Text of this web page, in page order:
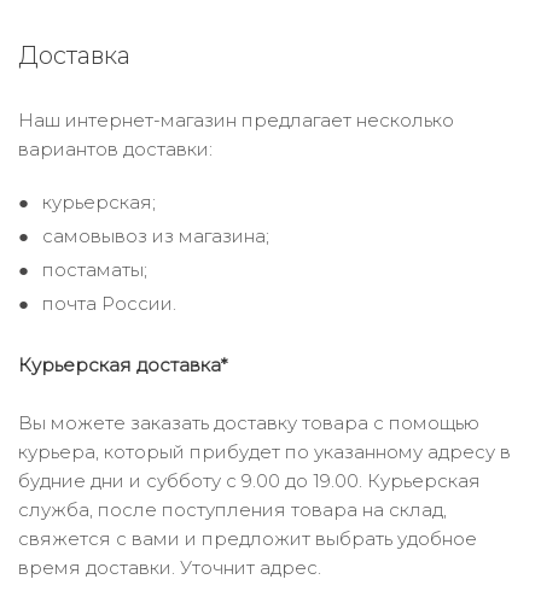
Доставка
Наш интернет-магазин предлагает несколько
вариантов доставки:
курьерская;
самовывоз из магазина;
постаматы;
почта России.
Курьерская доставка*
Вы можете заказать доставку товара с помощью
курьера, который прибудет по указанному адресу в
будние дни и субботу с 9.00 до 19.00. Курьерская
служба, после поступления товара на склад,
свяжется с вами и предложит выбрать удобное
время доставки. Уточнит адрес.